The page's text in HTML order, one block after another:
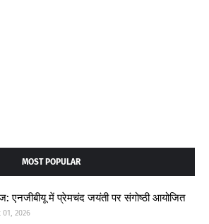
MOST POPULAR
एनजीबीयू में प्रेमचंद जयंती पर संगोष्ठी आयोजित
01, 2026